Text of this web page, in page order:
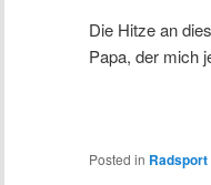
Die Hitze an
Papa, der mich
Posted in Radsport